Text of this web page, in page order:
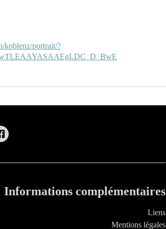
koblenz/portrait/?
Informations complémentaires
Liens
Mentions légales